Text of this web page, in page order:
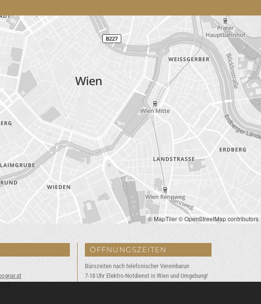
© MapTiler© OpenStreetMap contributors
ÖFFNUNGSZEITEN
Bürozeiten nach telefonischer Vereinbarun
7-18 Uhr Elektro-Notdienst in Wien und Umgebung!